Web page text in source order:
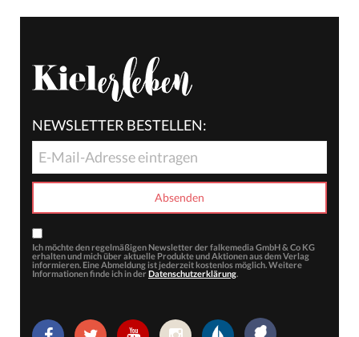
NEWSLETTER BESTELLEN:
Ich möchte den regelmäßigen Newsletter der falkemedia GmbH & Co KG
erhalten und mich über aktuelle Produkte und Aktionen aus dem Verlag
informieren. Eine Abmeldung ist jederzeit kostenlos möglich. Weitere
Informationen finde ich in der Datenschutzerklärung.